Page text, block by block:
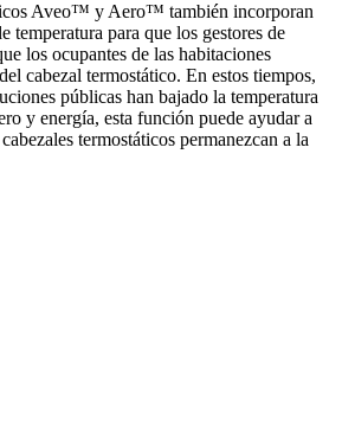
Aveo™ y Aero™ también incorporan
temperatura para que los gestores de
los ocupantes de las habitaciones
cabezal termostático. En estos tiempos,
públicas han bajado la temperatura
y energía, esta función puede ayudar a
termostáticos permanezcan a la